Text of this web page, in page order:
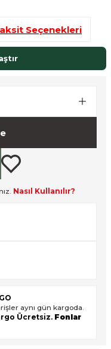
Seçenekleri
Nasıl Kullanılır?
aynı gün kargoda.
Ücretsiz. Fonlar